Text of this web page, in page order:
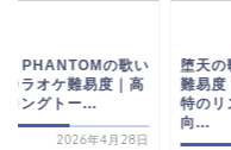
PHANTOMの歌い
カラオケ難易度｜高
ロングトー...
2026年4月28日
堕天の
難易度
特のリ
向...